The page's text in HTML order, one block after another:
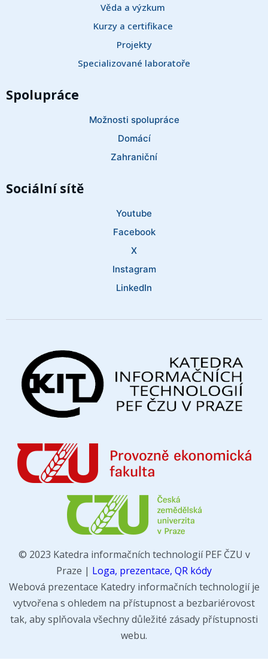
Věda a výzkum
Kurzy a certifikace
Projekty
Specializované laboratoře
Spolupráce
Možnosti spolupráce
Domácí
Zahraniční
Sociální sítě
Youtube
Facebook
X
Instagram
LinkedIn
© 2023 Katedra informačních technologií PEF ČZU v
Praze | Loga, prezentace, QR kódy
Webová prezentace Katedry informačních technologií je
vytvořena s ohledem na přístupnost a bezbariérovost
tak, aby splňovala všechny důležité zásady přístupnosti
webu.